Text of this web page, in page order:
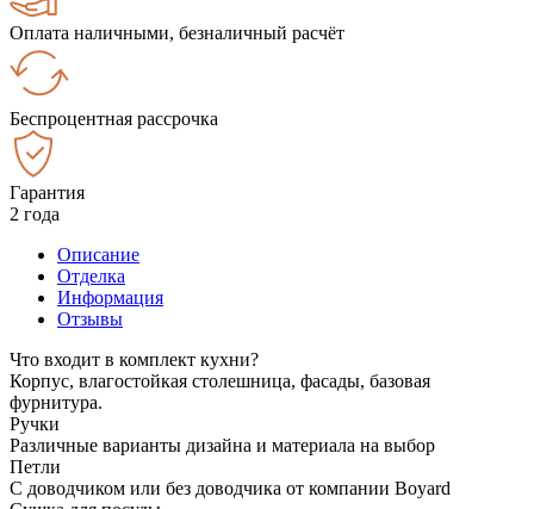
Оплата наличными, безналичный расчёт
Беспроцентная рассрочка
Гарантия
2 года
Описание
Отделка
Информация
Отзывы
Что входит в комплект кухни?
Корпус, влагостойкая столешница, фасады, базовая
фурнитура.
Ручки
Различные варианты дизайна и материала на выбор
Петли
С доводчиком или без доводчика от компании Boyard